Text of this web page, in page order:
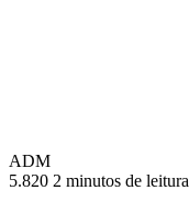
ADM
5.820 2 minutos de leitura